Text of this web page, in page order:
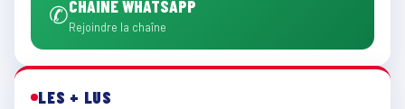
✆CHAÎNE WHATSAPP
Rejoindre la chaîne
LES + LUS